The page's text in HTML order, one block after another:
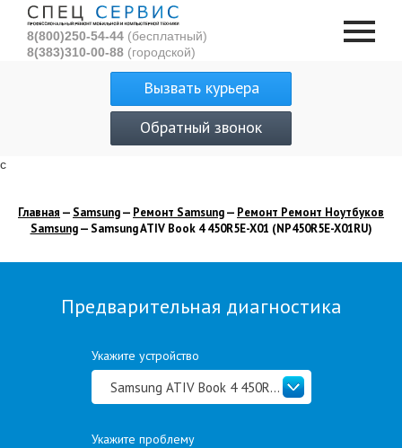
с
8(800)250-54-44 (бесплатный)
8(383)310-00-88 (городской)
Вызвать курьера
Обратный звонок
Главная — Samsung— Ремонт Samsung— Ремонт Ремонт Ноутбуков
Samsung— Samsung ATIV Book 4 450R5E-X01 (NP450R5E-X01RU)
Предварительная диагностика
Укажите устройство
Samsung ATIV Book 4 450R5E-X01 (NP450R5E-X01RU)
Укажите проблему